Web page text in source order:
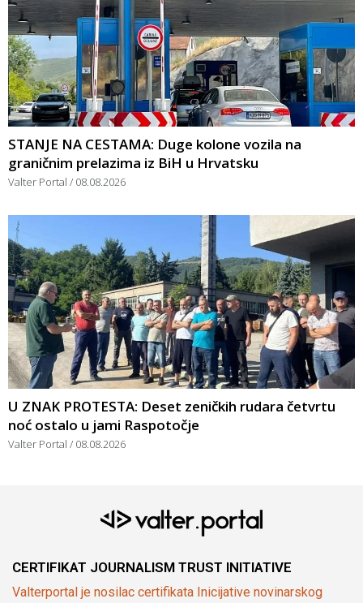
STANJE NA CESTAMA: Duge kolone vozila na
graničnim prelazima iz BiH u Hrvatsku
Valter Portal 08.08.2026
U ZNAK PROTESTA: Deset zeničkih rudara četvrtu
noć ostalo u jami Raspotočje
Valter Portal 08.08.2026
CERTIFIKAT JOURNALISM TRUST INITIATIVE
Valterportal je nosilac certifikata Inicijative novinarskog